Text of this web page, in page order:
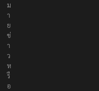
ม
า
ย
ข่
า
ว
ห
รื
อ